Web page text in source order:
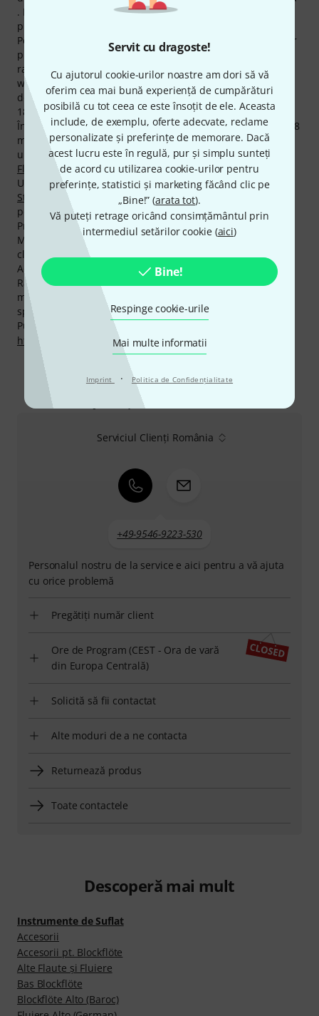
Servit cu dragoste!
Cu ajutorul cookie-urilor noastre am dori să vă
oferim cea mai bună experiență de cumpărături
posibilă cu tot ceea ce este însoțit de ele. Aceasta
include, de exemplu, oferte adecvate, reclame
personalizate și preferințe de memorare. Dacă
acest lucru este în regulă, pur și simplu sunteți
de acord cu utilizarea cookie-urilor pentru
preferințe, statistici și marketing făcând clic pe
„Bine!” (arata tot).
Vă puteți retrage oricând consimțământul prin
intermediul setărilor cookie (aici)
Bine!
Respinge cookie-urile
Mai multe informatii
Imprint · Politica de Confidenţialitate
. Mollenhauer constituie o parte a gamei noastre de
produse din 1993.
Pentru a ne informa clienţii în detaliu despre Mollenhauer
produse, oferim acum 3706 informaţii media, recenzii şi
rapoarte cât şi informaţii suplimentare interesante pe
website, de exemplu 1641 fotografii, 28 perspective
detaliate la 360 de grade, 214 sunete demonstrative şi
1823 recenzii de la utilizatori.
În listele actuale ale mărcilor de top veţi găsi un total de 48
mărci de top Mollenhauer, pe lângă altele din categoriile
următoareBlockflöte Alto (Baroc) ,Fluiere Sopran Baroc
Fluiere Sopran (German)şiAlte Flaute şi Fluiere.
Un mare favorit este următorul produsMollenhauer 1042
Student Soprano Recorder, din care am vândut de curând
peste 5.000.
Producătorul acordă o garanţie de 2 la toate produsele
Mollenhauer. Noi extindem această perioadă şi oferim
clienţilor noştri 3 ani de garanţie.
Acordăm deasemenea pentru produsele Mollenhauer,
Rambursarea Banilor în 30 de Zile, 3 ani garanţie cât şi
multe alte servicii cum ar fi asistenţa pe site asigurată de
specialişti calificaţi,etc.
Puteți găsi mai multe informații despre producător pe
http://www.mollenhauer.com
Ne puteți contacta astfel
Serviciul Clienți România
+49-9546-9223-530
Personalul nostru de la service e aici pentru a vă ajuta
cu orice problemă
Pregătiți număr client
Ore de Program (CEST - Ora de vară
din Europa Centrală)
Solicită să fii contactat
Alte moduri de a ne contacta
Returnează produs
Toate contactele
Descoperă mai mult
Instrumente de Suflat
Accesorii
Accesorii pt. Blockflöte
Alte Flaute şi Fluiere
Bas Blockflöte
Blockflöte Alto (Baroc)